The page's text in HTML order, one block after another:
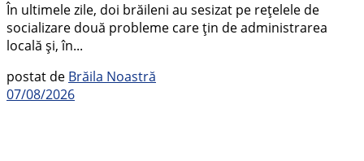
În ultimele zile, doi brăileni au sesizat pe rețelele de
socializare două probleme care țin de administrarea
locală și, în...
postat de Brăila Noastră
07/08/2026